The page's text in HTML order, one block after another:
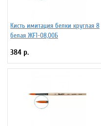
Кисть имитация белки круглая 8
белая ЖF1-08,00Б
384 р.